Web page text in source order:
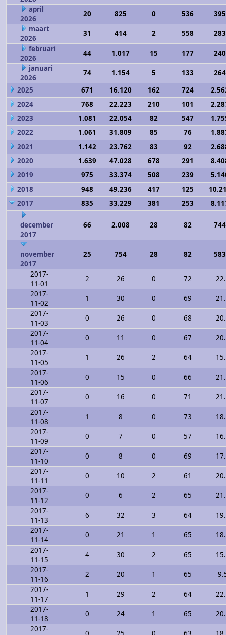
april
2026
20 825 0 536
maart
2026
31 414 2 558
februari
2026
44 1.017 15 177
januari
2026
74 1.154 5 133
2025
671 16.120 162 724
2024
768 22.223 210 101
2023
1.081 22.054 82 547
2022
1.061 31.809 85 76
2021
1.142 23.762 83 92
2020
1.639 47.028 678 291
2019
975 33.374 508 239
2018
948 49.236 417 125
2017
835 33.229 381 253
december
2017
66 2.008 28 82
november
2017
25 754 28 82
2017-
11-01
2 26 0 72
2017-
11-02
1 30 0 69
2017-
11-03
0 26 0 68
2017-
11-04
0 11 0 67
2017-
11-05
1 26 2 64
2017-
11-06
0 15 0 66
2017-
11-07
0 16 0 71
2017-
11-08
1 8 0 73
2017-
11-09
0 7 0 57
2017-
11-10
0 8 0 69
2017-
11-11
0 10 2 61
2017-
11-12
0 6 2 65
2017-
11-13
6 32 3 64
2017-
11-14
0 21 1 65
2017-
11-15
4 30 2 65
2017-
11-16
2 20 1 65
2017-
11-17
1 29 2 64
2017-
11-18
0 24 1 65
2017-